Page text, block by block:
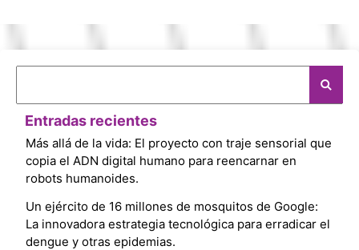
Entradas recientes
Más allá de la vida: El proyecto con traje sensorial que
copia el ADN digital humano para reencarnar en
robots humanoides.
Un ejército de 16 millones de mosquitos de Google:
La innovadora estrategia tecnológica para erradicar el
dengue y otras epidemias.